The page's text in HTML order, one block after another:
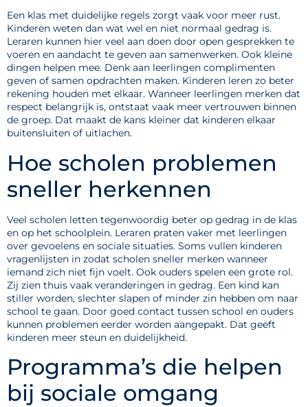
Een klas met duidelijke regels zorgt vaak voor meer rust.
Kinderen weten dan wat wel en niet normaal gedrag is.
Leraren kunnen hier veel aan doen door open gesprekken te
voeren en aandacht te geven aan samenwerken. Ook kleine
dingen helpen mee. Denk aan leerlingen complimenten
geven of samen opdrachten maken. Kinderen leren zo beter
rekening houden met elkaar. Wanneer leerlingen merken dat
respect belangrijk is, ontstaat vaak meer vertrouwen binnen
de groep. Dat maakt de kans kleiner dat kinderen elkaar
buitensluiten of uitlachen.
Hoe scholen problemen
sneller herkennen
Veel scholen letten tegenwoordig beter op gedrag in de klas
en op het schoolplein. Leraren praten vaker met leerlingen
over gevoelens en sociale situaties. Soms vullen kinderen
vragenlijsten in zodat scholen sneller merken wanneer
iemand zich niet fijn voelt. Ook ouders spelen een grote rol.
Zij zien thuis vaak veranderingen in gedrag. Een kind kan
stiller worden, slechter slapen of minder zin hebben om naar
school te gaan. Door goed contact tussen school en ouders
kunnen problemen eerder worden aangepakt. Dat geeft
kinderen meer steun en duidelijkheid.
Programma’s die helpen
bij sociale omgang